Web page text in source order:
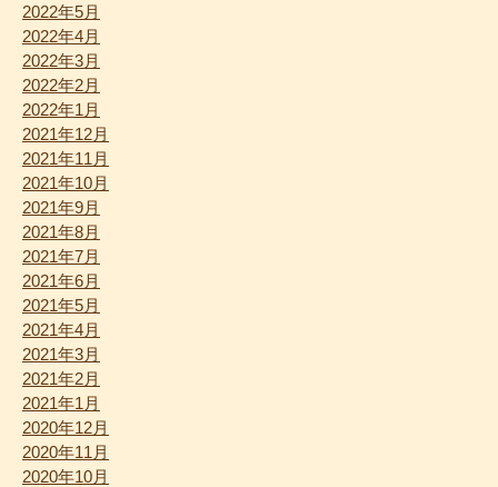
2022年5月
2022年4月
2022年3月
2022年2月
2022年1月
2021年12月
2021年11月
2021年10月
2021年9月
2021年8月
2021年7月
2021年6月
2021年5月
2021年4月
2021年3月
2021年2月
2021年1月
2020年12月
2020年11月
2020年10月